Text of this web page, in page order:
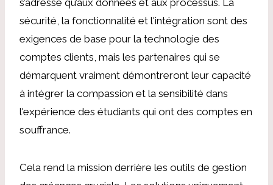
sécurité, la fonctionnalité et l'intégration sont des
exigences de base pour la technologie des
comptes clients, mais les partenaires qui se
démarquent vraiment démontreront leur capacité
à intégrer la compassion et la sensibilité dans
l'expérience des étudiants qui ont des comptes en
souffrance.
Cela rend la mission derrière les outils de gestion